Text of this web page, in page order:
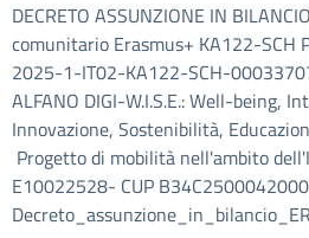
DECRETO ASSUNZIONE IN
comunitario Erasmus+ KA122-SCH
2025-1-IT02-KA122-SCH-
ALFANO DIGI-W.I.S.E.: Well-being,
Innovazione, Sostenibilità,
Progetto di mobilità nell'ambito
E10022528- CUP